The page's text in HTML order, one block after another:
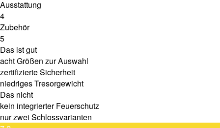
Ausstattung
4
Zubehör
5
Das ist gut
acht Größen zur Auswahl
zertifizierte Sicherheit
niedriges Tresorgewicht
Das nicht
kein integrierter Feuerschutz
nur zwei Schlossvarianten